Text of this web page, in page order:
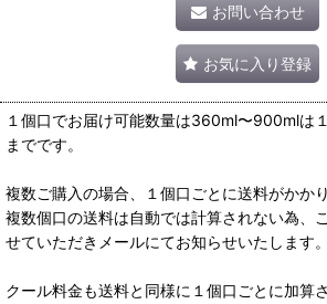
お問い合わせ
お気に入り登録
１個口でお届け可能数量は360ml〜900mlは
までです。
複数ご購入の場合、１個口ごとに送料がかかり
複数個口の送料は自動では計算されない為、
せていただきメールにてお知らせいたします。
クール料金も送料と同様に１個口ごとに加算さ